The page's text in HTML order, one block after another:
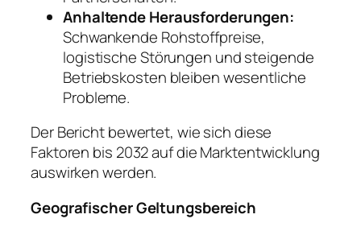
Anhaltende Herausforderungen:
Schwankende Rohstoffpreise,
logistische Störungen und steigende
Betriebskosten bleiben wesentliche
Probleme.
Der Bericht bewertet, wie sich diese
Faktoren bis 2032 auf die Marktentwicklung
auswirken werden.
Geografischer Geltungsbereich